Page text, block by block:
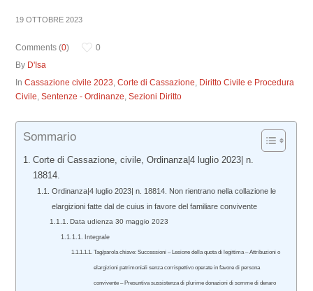
19 OTTOBRE 2023
Comments (0)
0
By D'Isa
InCassazione civile 2023,Corte di Cassazione, Diritto Civile e Procedura
Civile,Sentenze - Ordinanze,Sezioni Diritto
Sommario
Corte di Cassazione, civile, Ordinanza|4 luglio 2023| n.
18814.
Ordinanza|4 luglio 2023| n. 18814. Non rientrano nella collazione le
elargizioni fatte dal de cuius in favore del familiare convivente
Data udienza 30 maggio 2023
Integrale
Tag/parola chiave: Successioni – Lesione della quota di legittima – Attribuzioni o
elargizioni patrimoniali senza corrispettivo operate in favore di persona
convivente – Presuntiva sussistenza di plurime donazioni di somme di denaro